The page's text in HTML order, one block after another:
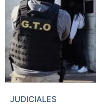
JUDICIALES